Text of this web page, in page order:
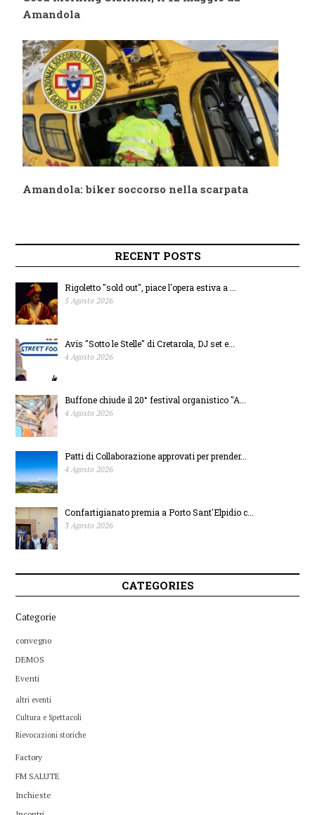
Amandola
Amandola: biker soccorso nella scarpata
RECENT POSTS
Rigoletto "sold out", piace l'opera estiva a ...
5 Agosto 2026
Avis "Sotto le Stelle" di Cretarola, DJ set e...
4 Agosto 2026
Buffone chiude il 20° festival organistico "A...
4 Agosto 2026
Patti di Collaborazione approvati per prender...
4 Agosto 2026
Confartigianato premia a Porto Sant'Elpidio c...
3 Agosto 2026
CATEGORIES
Categorie
convegno
DEMOS
Eventi
altri eventi
Cultura e Spettacoli
Rievocazioni storiche
Factory
FM SALUTE
Inchieste